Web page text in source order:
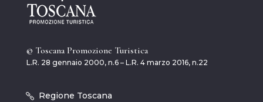
© Toscana Promozione Turistica
L.R. 28 gennaio 2000, n.6 – L.R. 4 marzo 2016, n.22
Regione Toscana